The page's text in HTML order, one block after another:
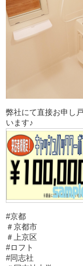
弊社にて直接お申し
います♪
#京都
＃京都市
＃上京区
#ロフト
#同志社